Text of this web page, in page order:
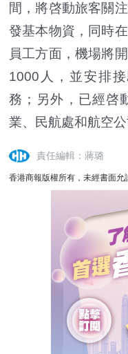
間，將啓動旅客關
發基本物資，同時
員工方面，機場將
1000人，並安排
務；另外，已經啓
業、民航處和航空
責任編輯：蔣璐
香港商報版權所有，未經書面允